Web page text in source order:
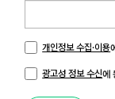
개인정보 수집·이용
광고성 정보 수신에